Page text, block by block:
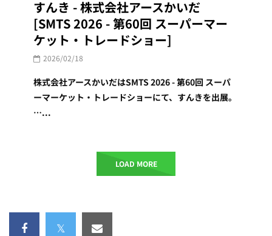
すんき - 株式会社アースかいだ
[SMTS 2026 - 第60回 スーパーマー
ケット・トレードショー]
2026/02/18
株式会社アースかいだはSMTS 2026 - 第60回 スーパ
ーマーケット・トレードショーにて、すんきを出展。
…...
LOAD MORE